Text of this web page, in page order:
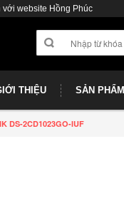
website Hồng Phúc
THIỆU SẢN PHẨM
DS-2CD1023GO-IUF